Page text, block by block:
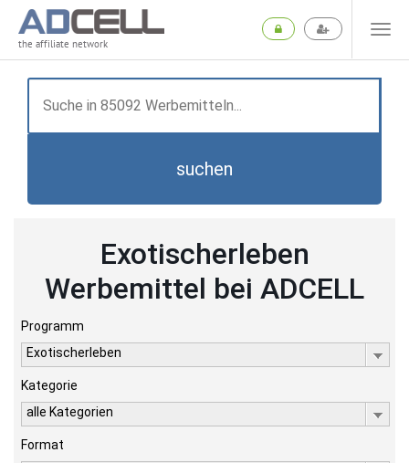
the affiliate network
suchen
Exotischerleben
Werbemittel bei ADCELL
Programm
Exotischerleben
Kategorie
alle Kategorien
Format